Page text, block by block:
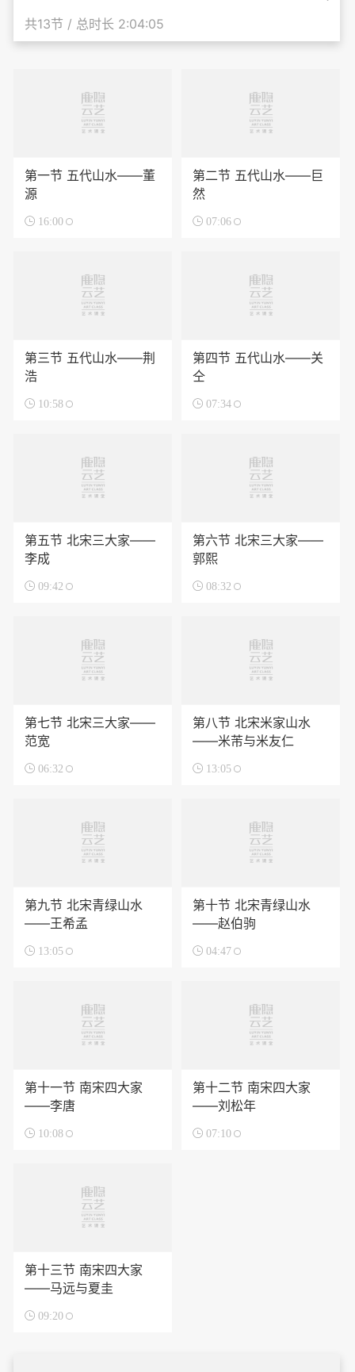
共13节 / 总时长 2:04:05
第一节 五代山水——董
源
 16:00
第二节 五代山水——巨
然
 07:06
第三节 五代山水——荆
浩
 10:58
第四节 五代山水——关
仝
 07:34
第五节 北宋三大家——
李成
 09:42
第六节 北宋三大家——
郭熙
 08:32
第七节 北宋三大家——
范宽
 06:32
第八节 北宋米家山水
——米芾与米友仁
 13:05
第九节 北宋青绿山水
——王希孟
 13:05
第十节 北宋青绿山水
——赵伯驹
 04:47
第十一节 南宋四大家
——李唐
 10:08
第十二节 南宋四大家
——刘松年
 07:10
第十三节 南宋四大家
——马远与夏圭
 09:20